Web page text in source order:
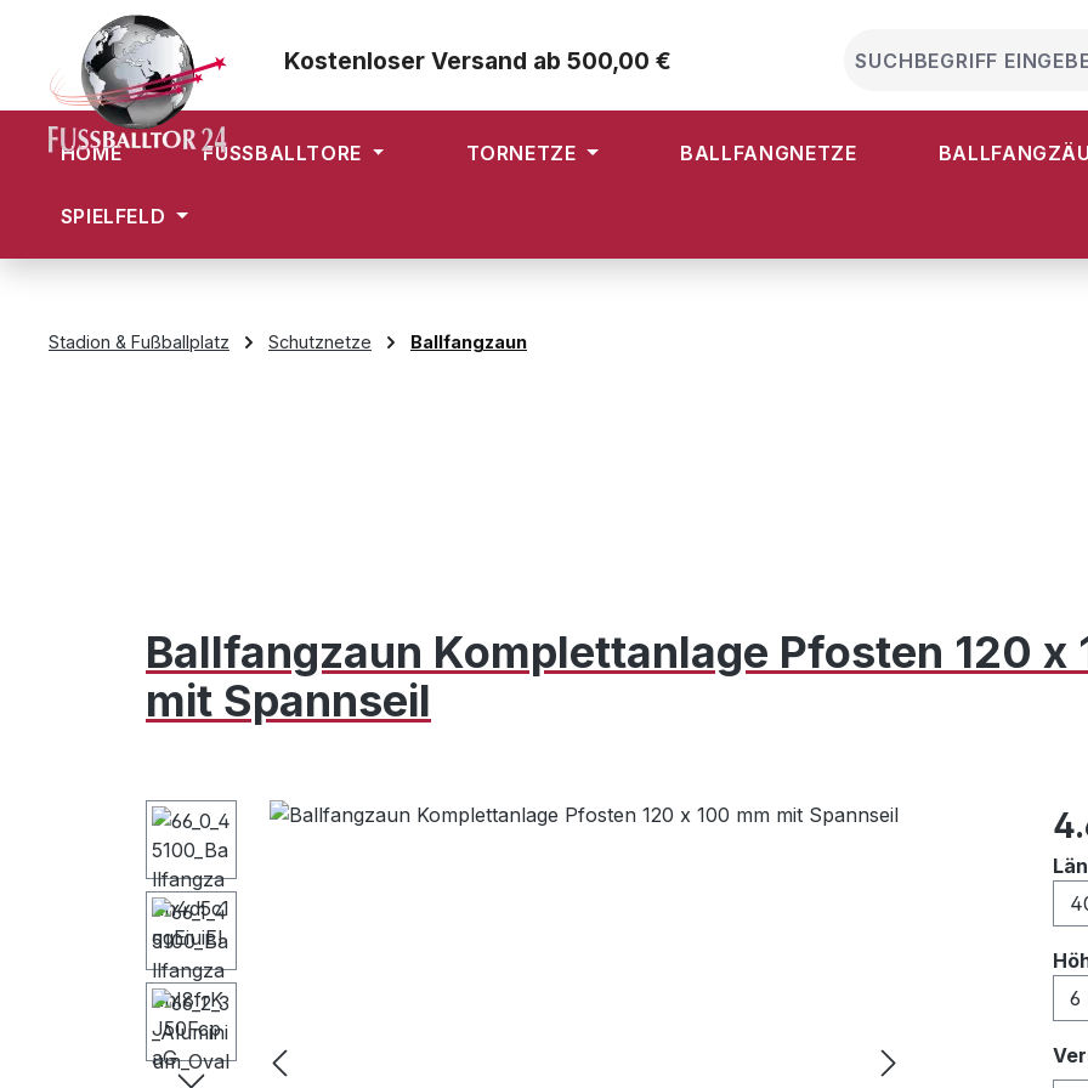
Hauptinhalt springen
Zur Suche springen
Zur Hauptnavigation springen
Kostenloser Versand ab 500,00 €
HOME FUSSBALLTORE TORNETZE BALLFANGNETZE
SPIELFELD
Stadion & Fußballplatz Schutznetze Ballfangzaun
Ballfangzaun Komplettanlage Pfosten 120 x
mit Spannseil
Bildergalerie überspringen